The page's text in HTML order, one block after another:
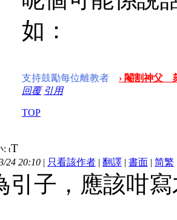
如：
支持鼓勵每位離教者
› 閹割神父
回覆 引用
TOP
: tT
24 20:10 | 只看該作者 | 翻譯 | 書面 | 简繁
引子，應該咁